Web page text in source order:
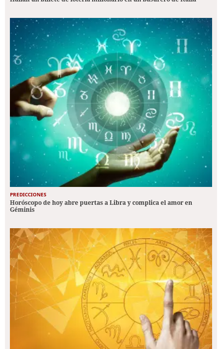
PREDICCIONES
Horóscopo de hoy abre puertas a Libra y complica el amor en
Géminis